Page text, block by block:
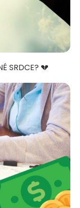
SRDCE? 💔